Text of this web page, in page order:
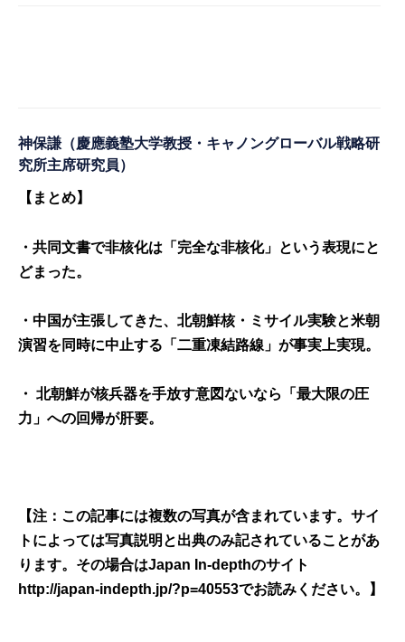
神保謙（慶應義塾大学教授・キャノングローバル戦略研
究所主席研究員）
【まとめ】
・共同文書で非核化は「完全な非核化」という表現にと
どまった。
・中国が主張してきた、北朝鮮核・ミサイル実験と米朝
演習を同時に中止する「二重凍結路線」が事実上実現。
・ 北朝鮮が核兵器を手放す意図ないなら「最大限の圧
力」への回帰が肝要。
【注：この記事には複数の写真が含まれています。サイ
トによっては写真説明と出典のみ記されていることがあ
ります。その場合はJapan In-depthのサイト
http://japan-indepth.jp/?p=40553でお読みください。】